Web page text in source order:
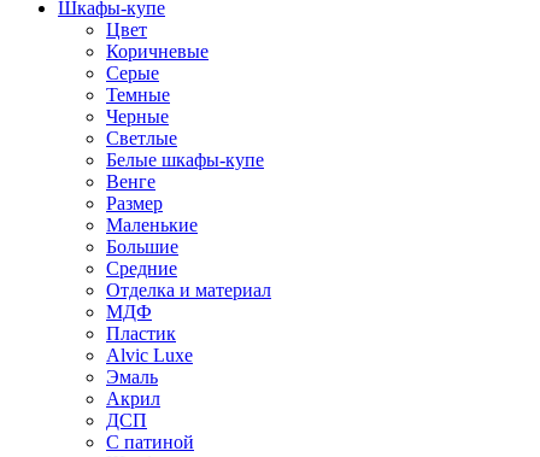
Шкафы-купе
Цвет
Коричневые
Серые
Темные
Черные
Светлые
Белые шкафы-купе
Венге
Размер
Маленькие
Большие
Средние
Отделка и материал
МДФ
Пластик
Alvic Luxe
Эмаль
Акрил
ДСП
С патиной